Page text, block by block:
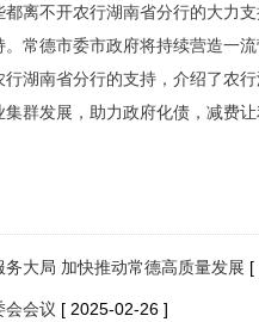
离不开农行湖南省分行的大力
常德市委市政府将持续营造一
湖南省分行的支持，介绍了农
群发展，助力政府化债，减费
大局 加快推动常德高质量发展 [
会会议 [ 2025-02-26 ]